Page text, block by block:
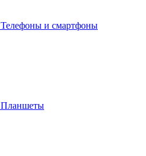
Телефоны и смартфоны
Планшеты